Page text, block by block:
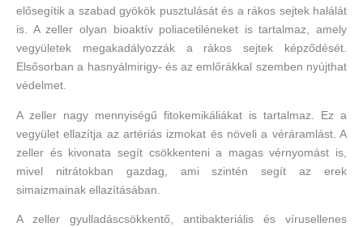
elősegítik a szabad gyökök pusztulását és a rákos sejtek halálát
is. A zeller olyan bioaktív poliacetiléneket is tartalmaz, amely
vegyületek megakadályozzák a rákos sejtek képződését.
Elsősorban a hasnyálmirigy- és az emlőrákkal szemben nyújthat
védelmet.
A zeller nagy mennyiségű fitokemikáliákat is tartalmaz. Ez a
vegyület ellazítja az artériás izmokat és növeli a véráramlást. A
zeller és kivonata segít csökkenteni a magas vérnyomást is,
mivel nitrátokban gazdag, ami szintén segít az erek
simaizmainak ellazításában.
A zeller gyulladáscsökkentő, antibakteriális és vírusellenes